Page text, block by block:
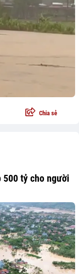
Chia sẻ
500 tỷ cho người